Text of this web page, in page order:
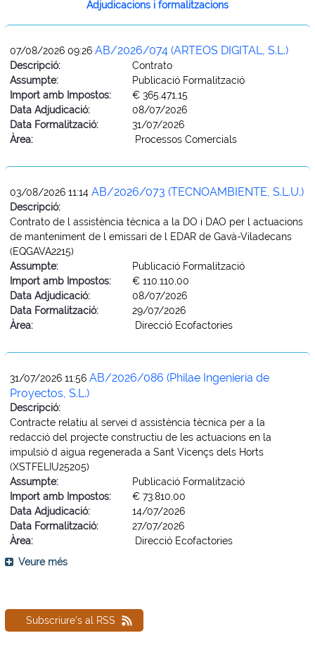
Adjudicacions i formalitzacions
07/08/2026 09:26 AB/2026/074 (ARTEOS DIGITAL, S.L.)
Descripció:
Contrato
Assumpte:
Publicació Formalització
Import amb Impostos:
€ 365.471,15
Data Adjudicació:
08/07/2026
Data Formalització:
31/07/2026
Àrea:
Processos Comercials
03/08/2026 11:14 AB/2026/073 (TECNOAMBIENTE, S.L.U.)
Descripció:
Contrato de l assistència tècnica a la DO i DAO per l actuacions
de manteniment de l emissari de l EDAR de Gavà-Viladecans
(EQGAVA2215)
Assumpte:
Publicació Formalització
Import amb Impostos:
€ 110.110,00
Data Adjudicació:
08/07/2026
Data Formalització:
29/07/2026
Àrea:
Direcció Ecofactories
31/07/2026 11:56 AB/2026/086 (Philae Ingeniería de
Proyectos, S.L.)
Descripció:
Contracte relatiu al servei d assistència tècnica per a la
redacció del projecte constructiu de les actuacions en la
impulsió d aigua regenerada a Sant Vicençs dels Horts
(XSTFELIU25205)
Assumpte:
Publicació Formalització
Import amb Impostos:
€ 73.810,00
Data Adjudicació:
14/07/2026
Data Formalització:
27/07/2026
Àrea:
Direcció Ecofactories
Veure més
Subscriure's al RSS